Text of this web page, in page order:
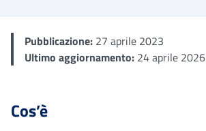
Pubblicazione: 27 aprile 2023
Ultimo aggiornamento: 24 aprile 2026
Cos’è